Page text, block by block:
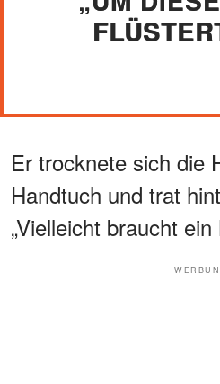
Er trocknete sich die
Handtuch und trat
„Vielleicht braucht